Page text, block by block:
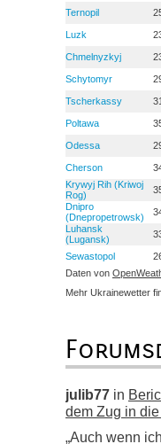
Ternopil
Luzk
Chmelnyzkyj
Schytomyr
Tscherkassy
Poltawa
Odessa
Cherson
Krywyj Rih (Kriwoj
Rog)
Dnipro
(Dnepropetrowsk)
Luhansk
(Lugansk)
Sewastopol
Daten von
Mehr Ukrainewetter
julib77 in
dem Zug in
„Auch wenn